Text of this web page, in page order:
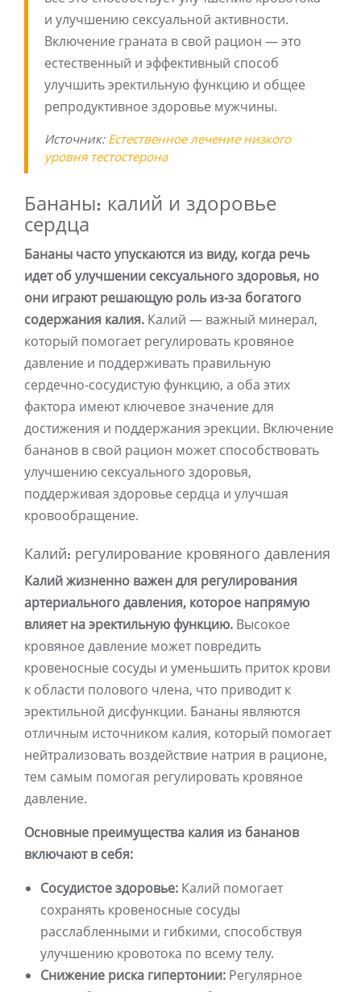
и улучшению сексуальной активности.
Включение граната в свой рацион — это
естественный и эффективный способ
улучшить эректильную функцию и общее
репродуктивное здоровье мужчины.
Источник: Естественное лечение низкого
уровня тестостерона
Бананы: калий и здоровье
сердца
Бананы часто упускаются из виду, когда речь
идет об улучшении сексуального здоровья, но
они играют решающую роль из-за богатого
содержания калия. Калий — важный минерал,
который помогает регулировать кровяное
давление и поддерживать правильную
сердечно-сосудистую функцию, а оба этих
фактора имеют ключевое значение для
достижения и поддержания эрекции. Включение
бананов в свой рацион может способствовать
улучшению сексуального здоровья,
поддерживая здоровье сердца и улучшая
кровообращение.
Калий: регулирование кровяного давления
Калий жизненно важен для регулирования
артериального давления, которое напрямую
влияет на эректильную функцию. Высокое
кровяное давление может повредить
кровеносные сосуды и уменьшить приток крови
к области полового члена, что приводит к
эректильной дисфункции. Бананы являются
отличным источником калия, который помогает
нейтрализовать воздействие натрия в рационе,
тем самым помогая регулировать кровяное
давление.
Основные преимущества калия из бананов
включают в себя:
Сосудистое здоровье: Калий помогает
сохранять кровеносные сосуды
расслабленными и гибкими, способствуя
улучшению кровотока по всему телу.
Снижение риска гипертонии: Регулярное